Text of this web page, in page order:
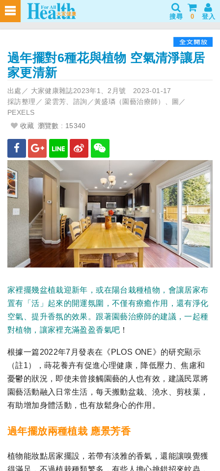
搜尋 0 登入
過年擺對6種花與植物 空氣清淨讓居
家更清新
出處／ 大家健康雜誌2023年1、2月號 2023-01-17
採訪整理／ 梁雲芳、諮詢／黃盛璘（園藝治療師）、圖／
PEXELS
收藏 瀏覽數 : 15340
家裡擺幾盆植栽迎新年，或在陽台栽種植物，會讓居家布
置有「活」起來的開運氛圍，不僅有療癒作用，還有淨化
空氣、提升香氛的效果。跟著園藝治療師的建議，一起種
對植物，讓家裡充滿盈盈香氣吧 ！
根據一篇2022年7月發表在《PLOS ONE》的研究顯示
（註1），蒔花養卉有促進心理健康，降低壓力、焦慮和
憂鬱的狀況，即使未曾接觸園藝的人也有效，建議民眾將
園藝活動融入日常生活，每天搬動盆栽、澆水、剪枝葉，
有助增加身體活動，也有放鬆身心的作用。
過年擺放兩種植栽 應景芳香
植物能妝點居家擺設，若帶有淡雅的香氣，還能讓嗅覺獲
得滿足，不過植栽種類繁多，有些人擔心挑錯招來蚊蟲，